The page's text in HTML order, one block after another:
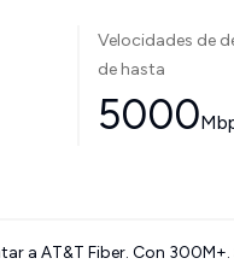
Velocidades de
de hasta
5000
a AT&T Fiber. Con 300M+.